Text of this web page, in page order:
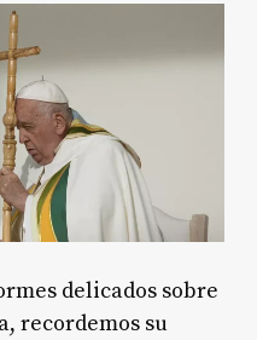
delicados sobre
recordemos su